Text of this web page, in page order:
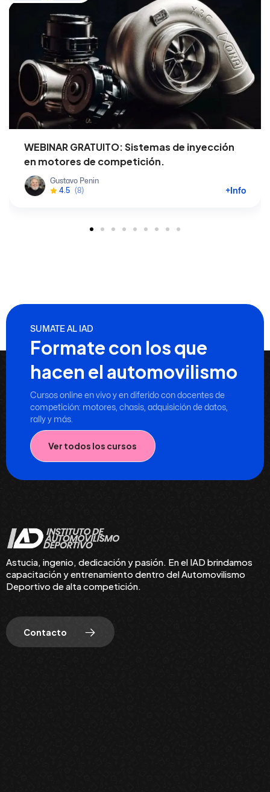
WEBINAR GRATUITO: Sistemas de inyección
en motores de competición.
Gustavo Penin
4.5 (8) +Info
SUMATE AL IAD
Formate con los que
hacen el automovilismo
Cursos online en vivo y en diferido con docentes de
competición: motores, chasis, adquisición de datos,
rally y más.
Ver todos los cursos
Astucia, ingenio, dedicación y pasión. En el IAD brindamos
capacitación y entrenamiento dentro del Automovilismo
Deportivo de alta competición.
Contacto